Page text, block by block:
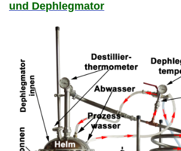
und Dephlegmator